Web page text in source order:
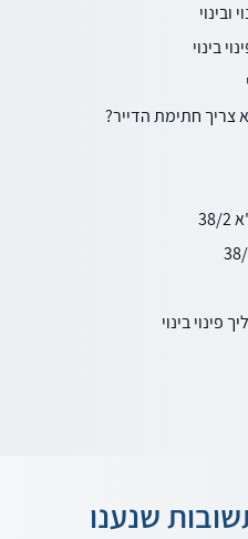
בינוי
צריך חתימת הדייר?
2
פינוי בינוי
שנענו